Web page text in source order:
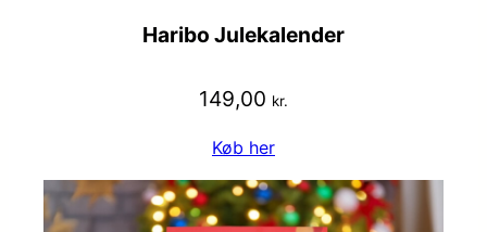
Haribo Julekalender
149,00 kr.
Køb her